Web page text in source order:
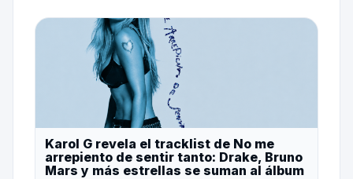
Karol G revela el tracklist de No me
arrepiento de sentir tanto: Drake, Bruno
Mars y más estrellas se suman al álbum